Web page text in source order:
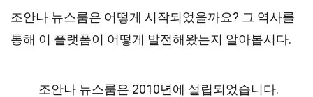
조안나 뉴스룸은 어떻게 시작되었을까요? 그 역사를
통해 이 플랫폼이 어떻게 발전해왔는지 알아봅시다.
조안나 뉴스룸은 2010년에 설립되었습니다.